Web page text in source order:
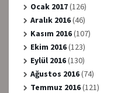
Ocak 2017(126)
Aralık 2016(46)
Kasım 2016(107)
Ekim 2016(123)
Eylül 2016(130)
Ağustos 2016(74)
Temmuz 2016(121)